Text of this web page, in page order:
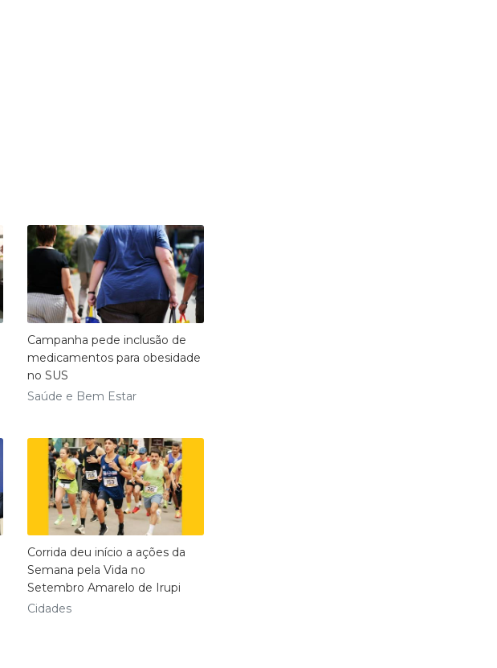
Campanha pede inclusão de
medicamentos para obesidade
no SUS
Saúde e Bem Estar
Corrida deu início a ações da
Semana pela Vida no
Setembro Amarelo de Irupi
Cidades